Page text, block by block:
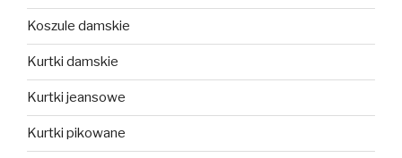
Koszule damskie
Kurtki damskie
Kurtki jeansowe
Kurtki pikowane